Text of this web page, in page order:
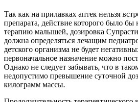
Так как на прилавках аптек нельзя
препарата, действие которого было бы
терапию малышей, дозировка
должна определяться лечащим
детского организма не будет
первоначальное назначение можно
Однако не следует забывать, что в
недопустимо превышение суточной
килограмм массы.